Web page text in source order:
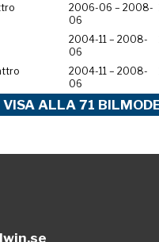
2006-06 – 2008-
06
2004-11 – 2008-
06
2004-11 – 2008-
06
VISA ALLA 71